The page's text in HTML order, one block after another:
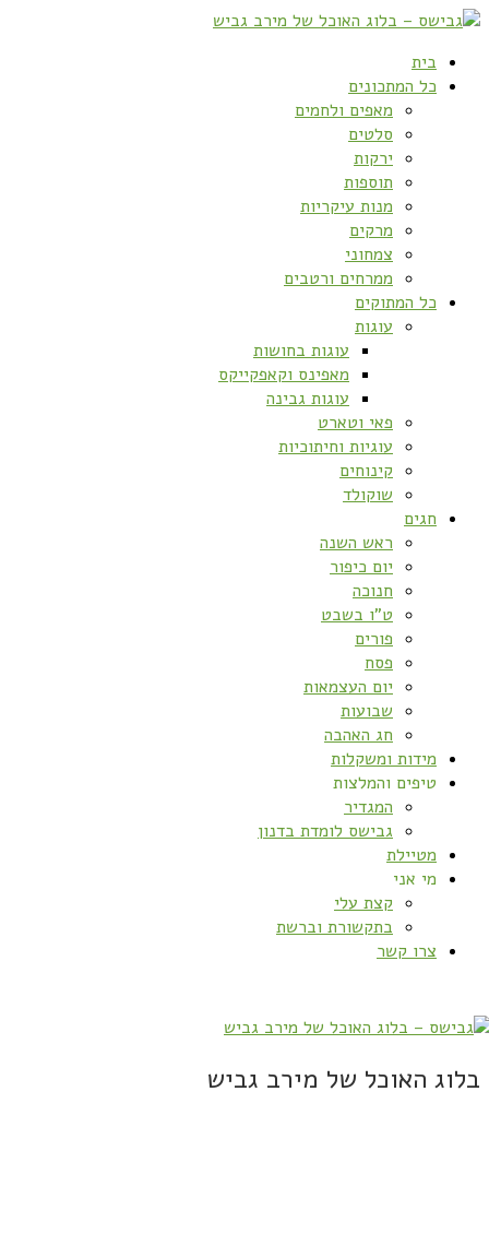
בית
כל המתכונים
מאפים ולחמים
סלטים
ירקות
תוספות
מנות עיקריות
מרקים
צמחוני
ממרחים ורטבים
כל המתוקים
עוגות
עוגות בחושות
מאפינס וקאפקייקס
עוגות גבינה
פאי וטארט
עוגיות וחיתוכיות
קינוחים
שוקולד
חגים
ראש השנה
יום כיפור
חנוכה
ט”ו בשבט
פורים
פסח
יום העצמאות
שבועות
חג האהבה
מידות ומשקלות
טיפים והמלצות
המגדיר
גבישס לומדת בדנון
מטיילת
מי אני
קצת עלי
בתקשורת וברשת
צרו קשר
בלוג האוכל של מירב גביש